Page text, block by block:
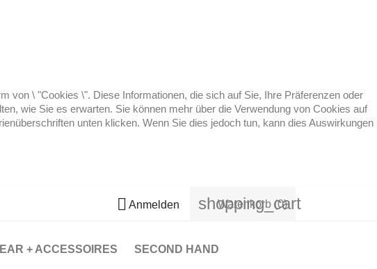
von \ "Cookies \". Diese Informationen, die sich auf Sie, Ihre Präferenzen oder
wie Sie es erwarten. Sie können mehr über die Verwendung von Cookies auf
unten klicken. Wenn Sie dies jedoch tun, kann dies Auswirkungen
 Anmelden shopping_cart
Warenkorb (0)
+ ACCESSOIRES SECOND HAND